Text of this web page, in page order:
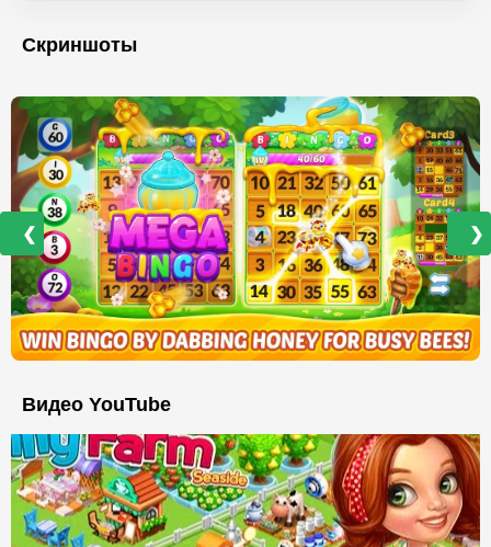
Скриншоты
❮ ❯
Видео YouTube